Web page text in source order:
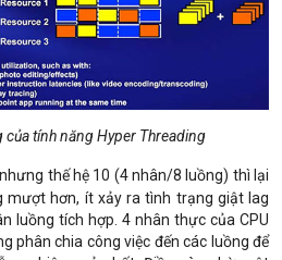
của tính năng Hyper Threading
nhưng thế hệ 10 (4 nhân/8 luồng) thì lại
mượt hơn, ít xảy ra tình trạng giật lag
luồng tích hợp. 4 nhân thực của CPU
phân chia công việc đến các luồng để